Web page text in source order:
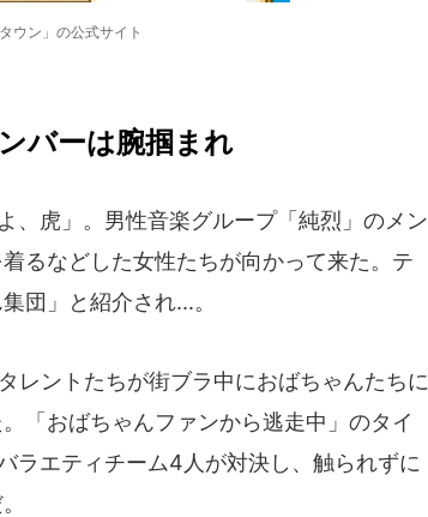
ウン」の公式サイト
バーは腕掴まれ
、虎」。男性音楽グループ「純烈」のメン
るなどした女性たちが向かって来た。テ
団」と紹介され...。
レントたちが街ブラ中におばちゃんたちに
「おばちゃんファンから逃走中」のタイ
ラエティチーム4人が対決し、触られずに